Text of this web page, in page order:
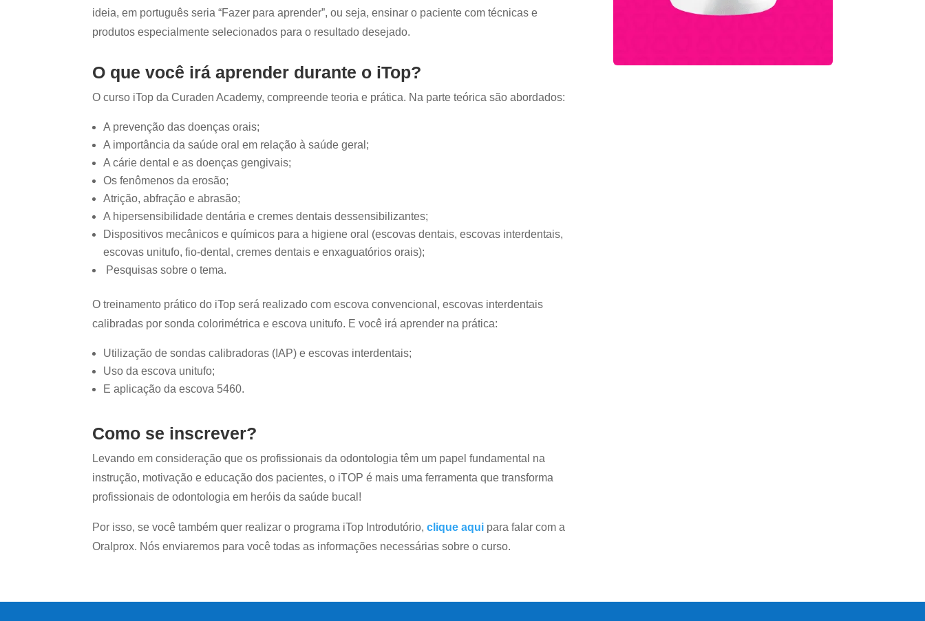
ideia, em português seria “Fazer para aprender”, ou seja, ensinar o paciente com técnicas e
produtos especialmente selecionados para o resultado desejado.
O que você irá aprender durante o iTop?
O curso iTop da Curaden Academy, compreende teoria e prática. Na parte teórica são abordados:
A prevenção das doenças orais;
A importância da saúde oral em relação à saúde geral;
A cárie dental e as doenças gengivais;
Os fenômenos da erosão;
Atrição, abfração e abrasão;
A hipersensibilidade dentária e cremes dentais dessensibilizantes;
Dispositivos mecânicos e químicos para a higiene oral (escovas dentais, escovas interdentais,
escovas unitufo, fio-dental, cremes dentais e enxaguatórios orais);
Pesquisas sobre o tema.
O treinamento prático do iTop será realizado com escova convencional, escovas interdentais
calibradas por sonda colorimétrica e escova unitufo. E você irá aprender na prática:
Utilização de sondas calibradoras (IAP) e escovas interdentais;
Uso da escova unitufo;
E aplicação da escova 5460.
Como se inscrever?
Levando em consideração que os profissionais da odontologia têm um papel fundamental na
instrução, motivação e educação dos pacientes, o iTOP é mais uma ferramenta que transforma
profissionais de odontologia em heróis da saúde bucal!
Por isso, se você também quer realizar o programa iTop Introdutório,clique aqui para falar com a
Oralprox. Nós enviaremos para você todas as informações necessárias sobre o curso.